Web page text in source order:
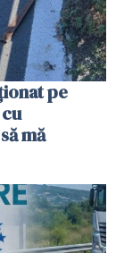
pe
mă